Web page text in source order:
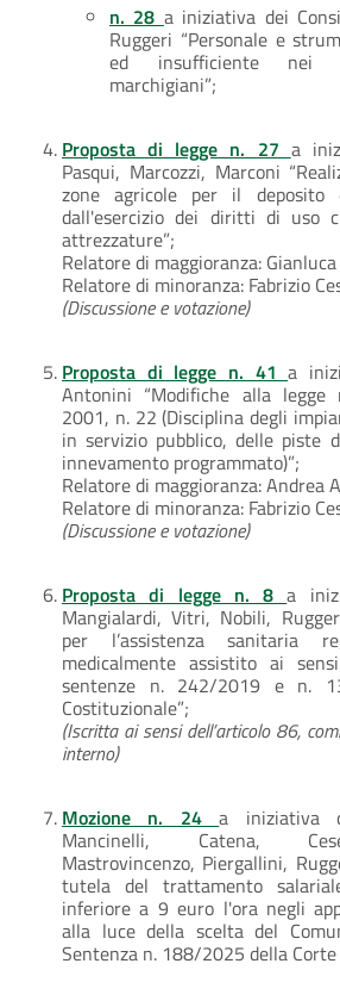
n. 28 a iniziativa dei
Ruggeri “Personale e
ed insufficiente nei
marchigiani”;
Proposta di legge n. 27 a
Pasqui, Marcozzi, Marconi
zone agricole per il deposito
dall'esercizio dei diritti di uso
attrezzature”;
Relatore di maggioranza:
Relatore di minoranza: Fabrizio
(Discussione e votazione)
Proposta di legge n. 41a
Antonini “Modifiche alla
2001, n. 22 (Disciplina degli
in servizio pubblico, delle piste
innevamento programmato)”;
Relatore di maggioranza: Andrea
Relatore di minoranza: Fabrizio
(Discussione e votazione)
Proposta di legge n. 8a
Mangialardi, Vitri, Nobili,
per l’assistenza sanitaria
medicalmente assistito ai
sentenze n. 242/2019 e n.
Costituzionale”;
(Iscritta ai sensi dell’articolo 86,
interno)
Mozione n. 24a iniziativa
Mancinelli, Catena,
Mastrovincenzo, Piergallini,
tutela del trattamento
inferiore a 9 euro l'ora negli
alla luce della scelta del
Sentenza n. 188/2025 della